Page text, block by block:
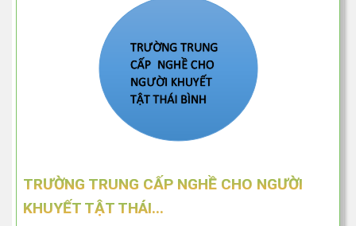
TRƯỜNG TRUNG CẤP NGHỀ CHO NGƯỜI
KHUYẾT TẬT THÁI...